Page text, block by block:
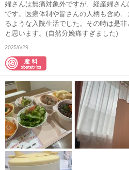
婦さんは無痛対象外ですが、経産婦さ
です。医療体制や皆さんの人柄も含め、
るような入院生活でした。その時は是
と思います。(自然分娩痛すぎました)
2025/6/29